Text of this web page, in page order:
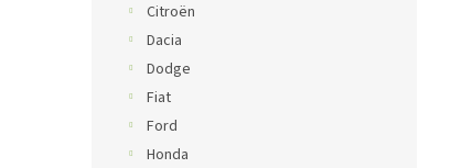
Citroën
Dacia
Dodge
Fiat
Ford
Honda